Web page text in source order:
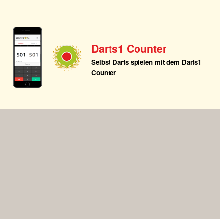
Darts1 Counter
Selbst Darts spielen mit dem Darts1
Counter